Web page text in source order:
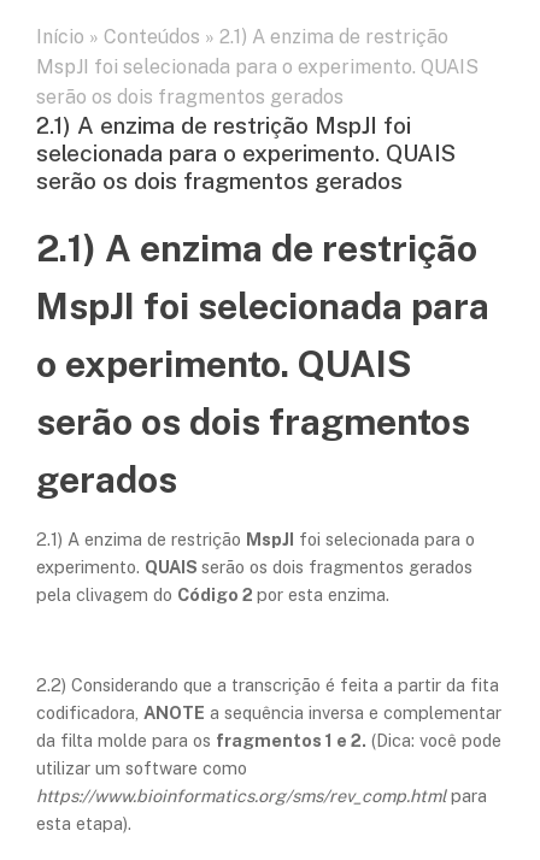
Início » Conteúdos » 2.1) A enzima de restrição
MspJI foi selecionada para o experimento. QUAIS
serão os dois fragmentos gerados
2.1) A enzima de restrição MspJI foi
selecionada para o experimento. QUAIS
serão os dois fragmentos gerados
2.1) A enzima de restrição
MspJI foi selecionada para
o experimento. QUAIS
serão os dois fragmentos
gerados
2.1) A enzima de restrição MspJI foi selecionada para o
experimento. QUAIS serão os dois fragmentos gerados
pela clivagem do Código 2 por esta enzima.
2.2) Considerando que a transcrição é feita a partir da fita
codificadora, ANOTE a sequência inversa e complementar
da filta molde para os fragmentos 1 e 2. (Dica: você pode
utilizar um software como
https://www.bioinformatics.org/sms/rev_comp.htmlpara
esta etapa).